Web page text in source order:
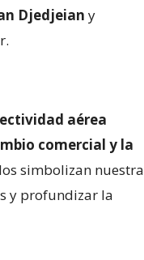
Djedjeian y
aérea
comercial y la
simbolizan nuestra
y profundizar la